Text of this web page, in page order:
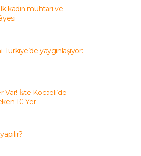
kadın muhtarı ve
Türkiye’de yaygınlaşıyor:
Var! İşte Kocaeli’de
10 Yer